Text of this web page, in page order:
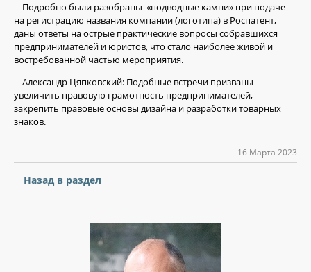
Подробно были разобраны «подводные камни» при подаче
на регистрацию названия компании (логотипа) в Роспатент,
даны ответы на острые практические вопросы собравшихся
предпринимателей и юристов, что стало наиболее живой и
востребованной частью мероприятия.
Александр Цяпковский: Подобные встречи призваны
увеличить правовую грамотность предпринимателей,
закрепить правовые основы дизайна и разработки товарных
знаков.
16 Марта 2023
Назад в раздел